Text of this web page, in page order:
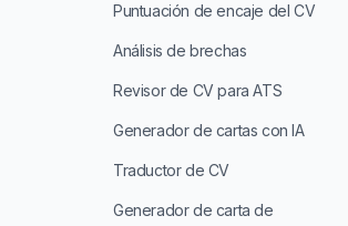
Puntuación de encaje del CV
Análisis de brechas
Revisor de CV para ATS
Generador de cartas con IA
Traductor de CV
Generador de carta de